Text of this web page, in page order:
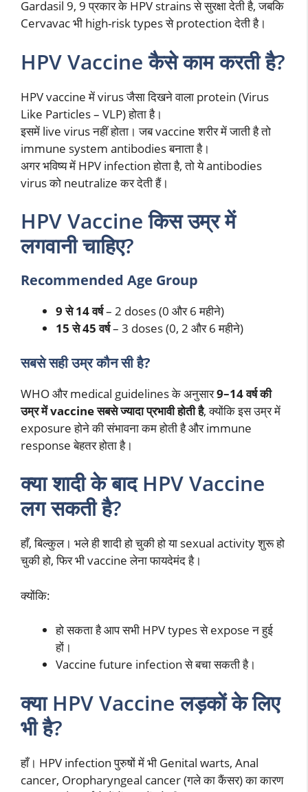
Gardasil 9, 9 प्रकार के HPV strains से सुरक्षा देती है, जबकि
Cervavac भी high-risk types से protection देती है।
HPV Vaccine कैसे काम करती है?
HPV vaccine में virus जैसा दिखने वाला protein (Virus
Like Particles – VLP) होता है।
इसमें live virus नहीं होता। जब vaccine शरीर में जाती है तो
immune system antibodies बनाता है।
अगर भविष्य में HPV infection होता है, तो ये antibodies
virus को neutralize कर देती हैं।
HPV Vaccine किस उम्र में
लगवानी चाहिए?
Recommended Age Group
9 से 14 वर्ष– 2 doses (0 और 6 महीने)
15 से 45 वर्ष– 3 doses (0, 2 और 6 महीने)
सबसे सही उम्र कौन सी है?
WHO और medical guidelines के अनुसार9–14 वर्ष की
उम्र में vaccine सबसे ज्यादा प्रभावी होती है, क्योंकि इस उम्र में
exposure होने की संभावना कम होती है और immune
response बेहतर होता है।
क्या शादी के बाद HPV Vaccine
लग सकती है?
हाँ, बिल्कुल। भले ही शादी हो चुकी हो या sexual activity शुरू हो
चुकी हो, फिर भी vaccine लेना फायदेमंद है।
क्योंकि:
हो सकता है आप सभी HPV types से expose न हुई
हों।
Vaccine future infection से बचा सकती है।
क्या HPV Vaccine लड़कों के लिए
भी है?
हाँ। HPV infection पुरुषों में भी Genital warts, Anal
cancer, Oropharyngeal cancer (गले का कैंसर) का कारण